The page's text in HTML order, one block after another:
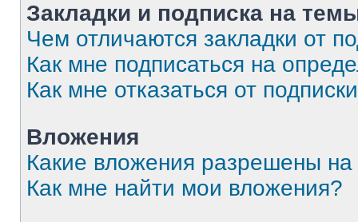
Закладки и подписка на
Чем отличаются закладки от
Как мне подписаться на
Как мне отказаться от
Вложения
Какие вложения разрешены
Как мне найти мои вложения?